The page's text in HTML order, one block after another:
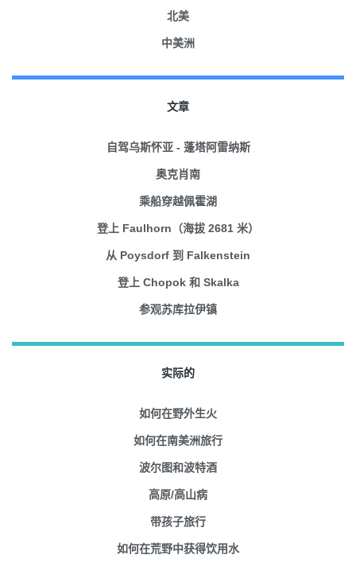
北美
中美洲
文章
自驾乌斯怀亚 - 蓬塔阿雷纳斯
奥克肖南
乘船穿越佩霍湖
登上 Faulhorn（海拔 2681 米）
从 Poysdorf 到 Falkenstein
登上 Chopok 和 Skalka
参观苏库拉伊镇
实际的
如何在野外生火
如何在南美洲旅行
波尔图和波特酒
高原/高山病
带孩子旅行
如何在荒野中获得饮用水